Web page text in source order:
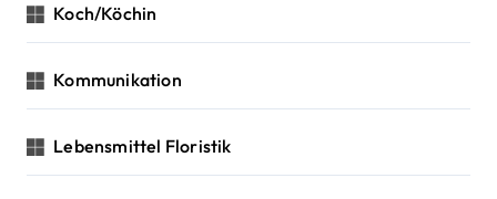
Koch/Köchin
Kommunikation
Lebensmittel Floristik